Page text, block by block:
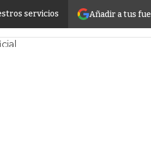
Añadir a tus
servicios